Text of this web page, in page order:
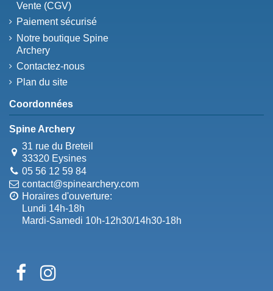
Vente (CGV)
Paiement sécurisé
Notre boutique Spine
Archery
Contactez-nous
Plan du site
Coordonnées
Spine Archery
31 rue du Breteil
33320 Eysines
05 56 12 59 84
contact@spinearchery.com
Horaires d'ouverture:
Lundi 14h-18h
Mardi-Samedi 10h-12h30/14h30-18h